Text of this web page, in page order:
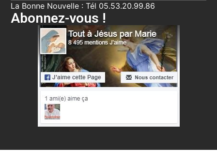
La Bonne Nouvelle : Tél 05.53.20.99.86
Abonnez-vous !